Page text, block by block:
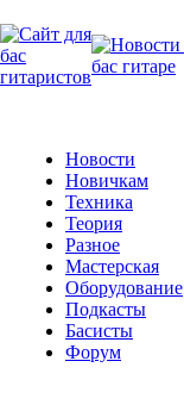
Новости
Новичкам
Техника
Теория
Разное
Мастерская
Оборудование
Подкасты
Басисты
Форум